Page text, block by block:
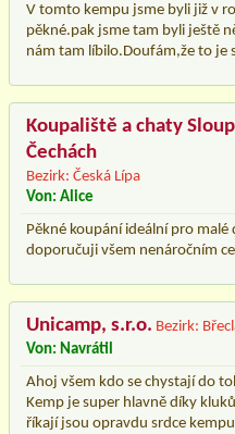
V tomto kempu jsme byli již v
pěkné.pak jsme tam byli ještě
nám tam líbilo.Doufám,že to je
Koupaliště a chaty
Čechách
Bezirk: Česká Lípa
Von: Alice
Pěkné koupání ideální pro
doporučuji všem nenáročním
Unicamp, s.r.o. Bezirk:
Von: Navrátil
Ahoj všem kdo se chystají do
Kemp je super hlavně díky
říkají jsou opravdu srdce